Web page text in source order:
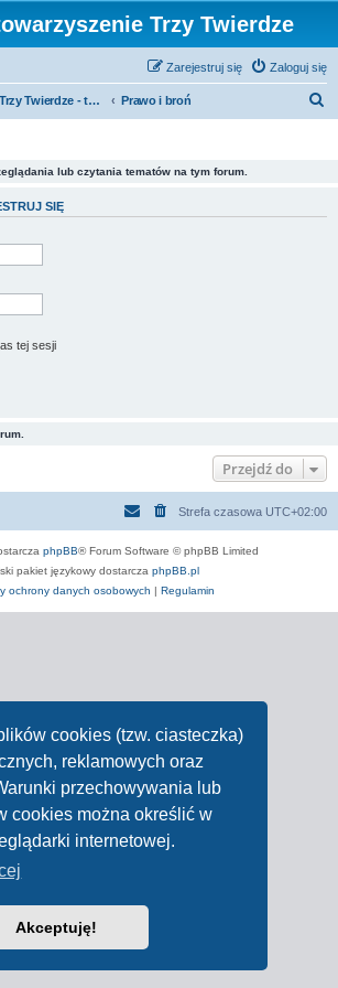
cookies (tzw. ciasteczka)
reklamowych oraz
przechowywania lub
cookies można określić w
internetowej.
Akceptuję!
Trzy Twierdze
Zaloguj się
Zarejestruj się
SSK Trzy Twierdze - tylko dla stowarzyszonych Prawo i broń
lub czytania tematów na tym forum.
SIĘ
tej sesji
Przejdź do
Strefa czasowa UTC+02:00
phpBB® Forum Software © phpBB Limited
pakiet językowy dostarcza phpBB.pl
ochrony danych osobowych | Regulamin